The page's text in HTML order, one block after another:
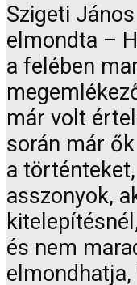
Szigeti
elmondta –
a felében
már volt
során már
a
asszonyok,
és nem